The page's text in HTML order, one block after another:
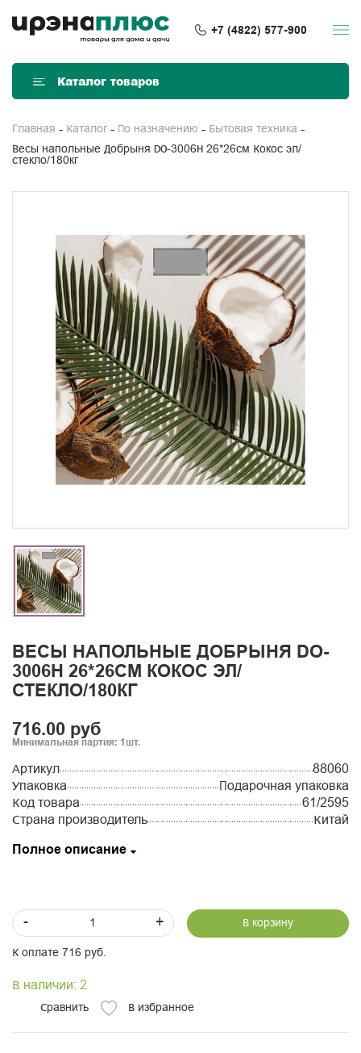
+7 (4822) 577-900
Каталог товаров
Главная Каталог По назначению
Бытовая техника
Весы напольные Добрыня DO-3006H 26*26см Кокос эл/
стекло/180кг
ВЕСЫ НАПОЛЬНЫЕ ДОБРЫНЯ DO-
3006H 26*26СМ КОКОС ЭЛ/
СТЕКЛО/180КГ
716.00 руб
Минимальная партия: 1шт.
Артикул
88060
Упаковка
Подарочная упаковка
Код товара
61/2595
Страна производитель
Китай
Полное описание
- + В корзину
К оплате 716 руб.
В наличии: 2
Сравнить В избранное